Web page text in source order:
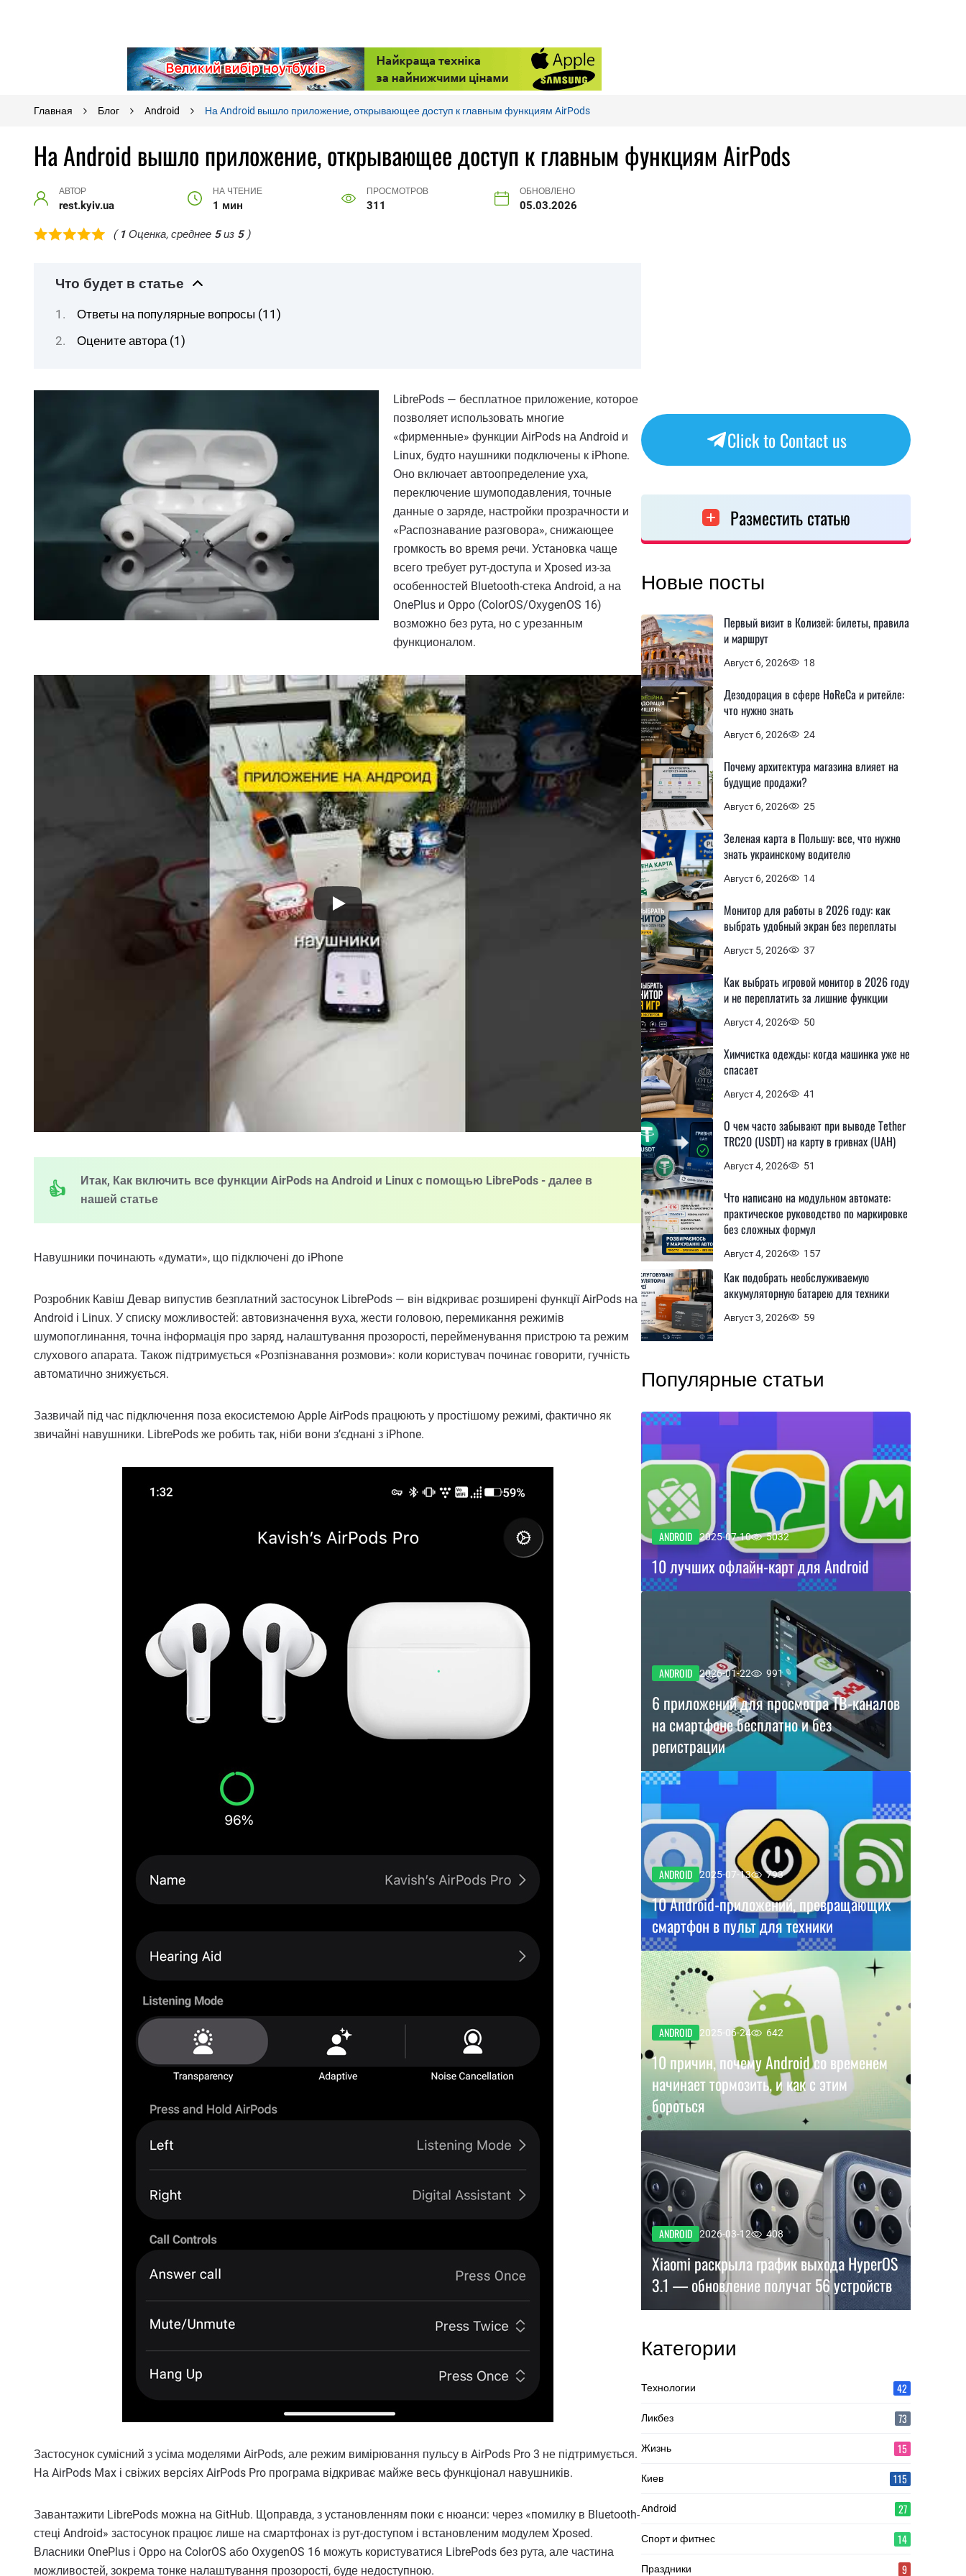
Главная Блог Android На Android вышло приложение, открывающее доступ к главным функциям AirPods
На Android вышло приложение, открывающее доступ к главным функциям AirPods
АВТОР
rest.kyiv.ua
НА ЧТЕНИЕ
1 мин
ПРОСМОТРОВ
311
ОБНОВЛЕНО
05.03.2026
( 1 Оценка, среднее 5из 5)
Что будет в статье
Ответы на популярные вопросы (11)
Оцените автора (1)
LibrePods — бесплатное приложение, которое
позволяет использовать многие
«фирменные» функции AirPods на Android и
Linux, будто наушники подключены к iPhone.
Оно включает автоопределение уха,
переключение шумоподавления, точные
данные о заряде, настройки прозрачности и
«Распознавание разговора», снижающее
громкость во время речи. Установка чаще
всего требует рут-доступа и Xposed из-за
особенностей Bluetooth-стека Android, а на
OnePlus и Oppo (ColorOS/OxygenOS 16)
возможно без рута, но с урезанным
функционалом.
Итак, Как включить все функции AirPods на Android и Linux с помощью LibrePods - далее в
нашей статье
Навушники починають «думати», що підключені до iPhone
Розробник Кавіш Девар випустив безплатний застосунок LibrePods — він відкриває розширені функції AirPods на
Android і Linux. У списку можливостей: автовизначення вуха, жести головою, перемикання режимів
шумопоглинання, точна інформація про заряд, налаштування прозорості, перейменування пристрою та режим
слухового апарата. Також підтримується «Розпізнавання розмови»: коли користувач починає говорити, гучність
автоматично знижується.
Зазвичай під час підключення поза екосистемою Apple AirPods працюють у простішому режимі, фактично як
звичайні навушники. LibrePods же робить так, ніби вони з’єднані з iPhone.
Застосунок сумісний з усіма моделями AirPods, але режим вимірювання пульсу в AirPods Pro 3 не підтримується.
На AirPods Max і свіжих версіях AirPods Pro програма відкриває майже весь функціонал навушників.
Завантажити LibrePods можна на GitHub. Щоправда, з установленням поки є нюанси: через «помилку в Bluetooth-
стеці Android» застосунок працює лише на смартфонах із рут-доступом і встановленим модулем Xposed.
Власники OnePlus і Oppo на ColorOS або OxygenOS 16 можуть користуватися LibrePods без рута, але частина
можливостей, зокрема тонке налаштування прозорості, буде недоступною.
Click to Contact us
Разместить статью
Новые посты
Август 6, 2026 18
Первый визит в Колизей: билеты, правила
и маршрут
Август 6, 2026 24
Дезодорация в сфере HoReCa и ритейле:
что нужно знать
Август 6, 2026 25
Почему архитектура магазина влияет на
будущие продажи?
Август 6, 2026 14
Зеленая карта в Польшу: все, что нужно
знать украинскому водителю
Август 5, 2026 37
Монитор для работы в 2026 году: как
выбрать удобный экран без переплаты
Август 4, 2026 50
Как выбрать игровой монитор в 2026 году
и не переплатить за лишние функции
Август 4, 2026 41
Химчистка одежды: когда машинка уже не
спасает
Август 4, 2026 51
О чем часто забывают при выводе Tether
TRC20 (USDT) на карту в гривнах (UAH)
Август 4, 2026 157
Что написано на модульном автомате:
практическое руководство по маркировке
без сложных формул
Август 3, 2026 59
Как подобрать необслуживаемую
аккумуляторную батарею для техники
Популярные статьи
ANDROID 2025-07-10 5032
10 лучших офлайн-карт для Android
ANDROID 2026-01-22 991
6 приложений для просмотра ТВ-каналов
на смартфоне бесплатно и без
регистрации
ANDROID 2025-07-13 793
10 Android-приложений, превращающих
смартфон в пульт для техники
ANDROID 2025-06-24 642
10 причин, почему Android со временем
начинает тормозить, и как с этим
бороться
ANDROID 2026-03-12 408
Xiaomi раскрыла график выхода HyperOS
3.1 — обновление получат 56 устройств
Категории
Технологии 42
Ликбез 73
Жизнь 15
Киев 115
Android 27
Спорт и фитнес 14
Праздники 9